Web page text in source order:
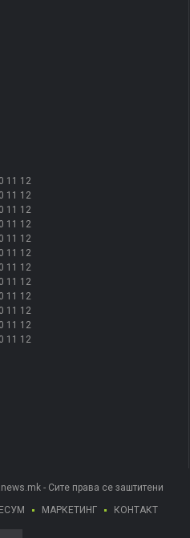
11 12
11 12
11 12
11 12
11 12
11 12
11 12
11 12
11 12
11 12
11 12
11 12
- Сите права се заштитени
МАРКЕТИНГ КОНТАКТ